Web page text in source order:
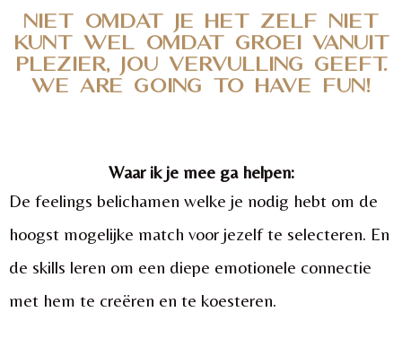
Niet omdat je het zelf niet
kunt wel omdat groei vanuit
plezier, jou vervulling geeft.
we are going to have fun!
Waar ik je mee ga helpen:
De feelings belichamen welke je nodig hebt om de
hoogst mogelijke match voor jezelf te selecteren. En
de skills leren om een diepe emotionele connectie
met hem te creëren en te koesteren.